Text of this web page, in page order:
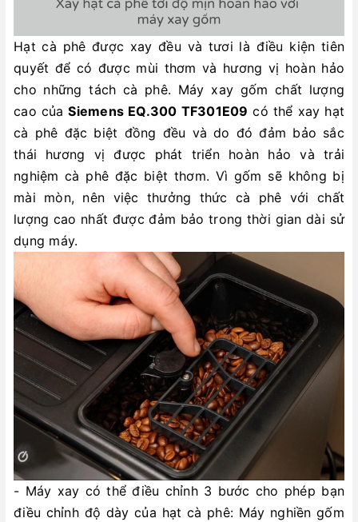
Hạt cà phê được xay đều và tươi là điều kiện tiên
quyết để có được mùi thơm và hương vị hoàn hảo
cho những tách cà phê. Máy xay gốm chất lượng
cao củaSiemens EQ.300 TF301E09 có thể xay hạt
cà phê đặc biệt đồng đều và do đó đảm bảo sắc
thái hương vị được phát triển hoàn hảo và trải
nghiệm cà phê đặc biệt thơm. Vì gốm sẽ không bị
mài mòn, nên việc thưởng thức cà phê với chất
lượng cao nhất được đảm bảo trong thời gian dài sử
dụng máy.
- Máy xay có thể điều chỉnh 3 bước cho phép bạn
điều chỉnh độ dày của hạt cà phê: Máy nghiền gốm